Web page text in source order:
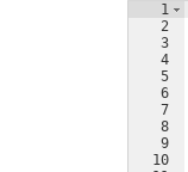
1
2
3
4
5
6
7
8
9
10